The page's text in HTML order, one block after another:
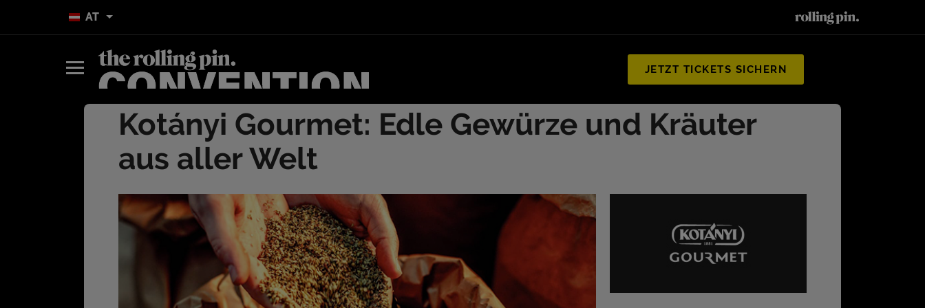
AT
JETZT TICKETS SICHERN
Kotányi Gourmet: Edle Gewürze und Kräuter
aus aller Welt